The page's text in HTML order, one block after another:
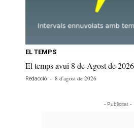
EL TEMPS
El temps avui 8 de Agost de
Redacció - 8 d'agost de 2026
- Publicitat -